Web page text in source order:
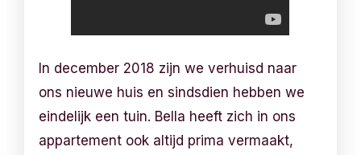
In december 2018 zijn we verhuisd naar
ons nieuwe huis en sindsdien hebben we
eindelijk een tuin. Bella heeft zich in ons
appartement ook altijd prima vermaakt,